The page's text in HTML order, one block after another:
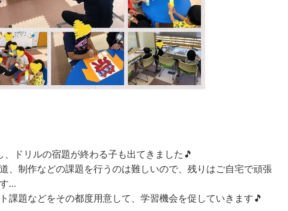
ドリルの宿題が終わる子も出てきました🎵
、制作などの課題を行うのは難しいので、残りはご自宅で頑張
…
課題などをその都度用意して、学習機会を促していきます🎵